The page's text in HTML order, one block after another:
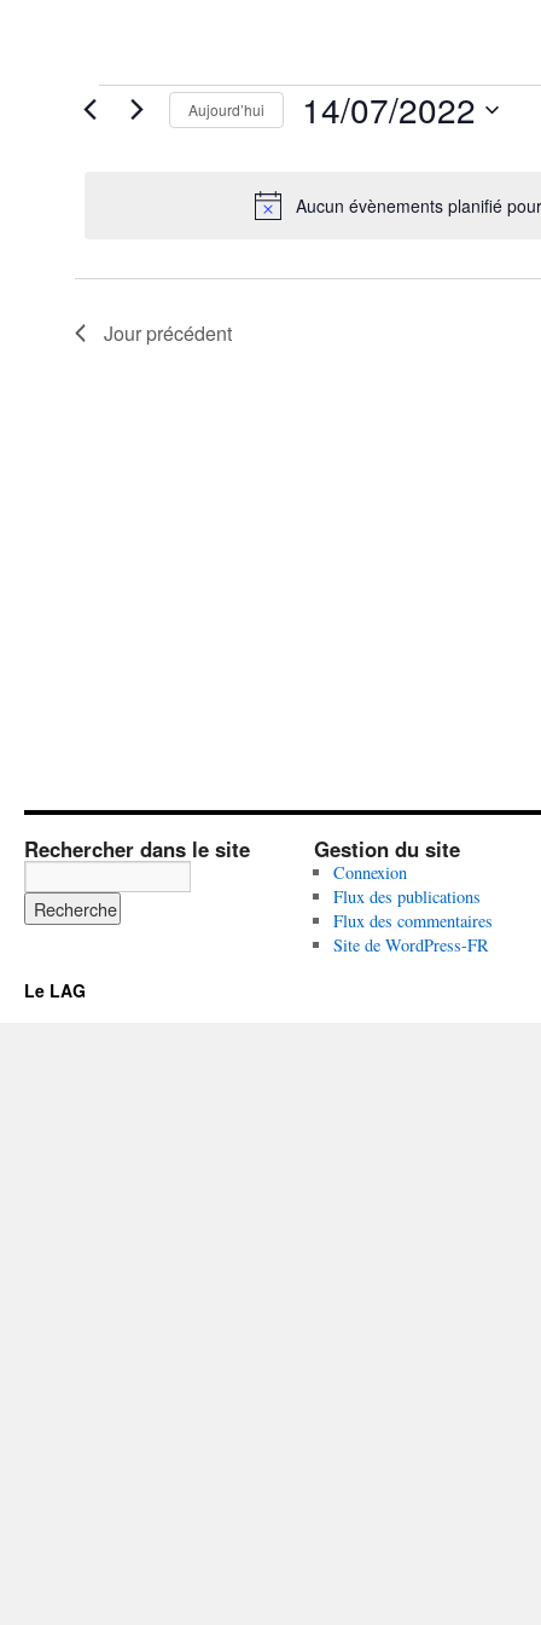
Évènements
for
Aucun évènements planifié
Aujourd’hui 14/07/2022
Jour précédent
Rechercher dans le site Gestion du site
Connexion
Flux des publications
Flux des commentaires
Site de WordPress-FR
Le LAG